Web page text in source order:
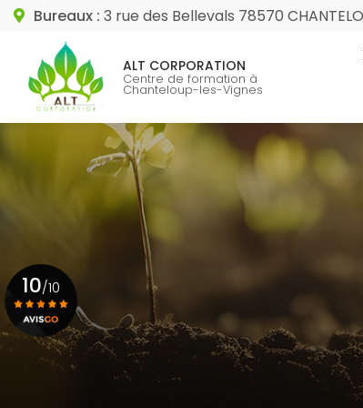
Aller
au
contenu
principal
Bureaux : 3 rue des Bellevals 78570
ALT CORPORATION
Centre de formation à
Chanteloup-les-Vignes
10/10
Voir le certificat